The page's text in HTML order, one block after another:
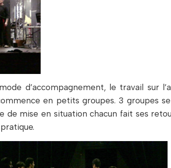
d’accompagnement, le travail sur
en petits groupes. 3 groupes
de mise en situation chacun fait ses